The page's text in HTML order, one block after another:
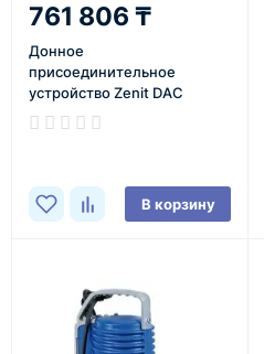
761 806 ₸
Донное
присоединительное
устройство Zenit DAC
DN200/250
В корзину